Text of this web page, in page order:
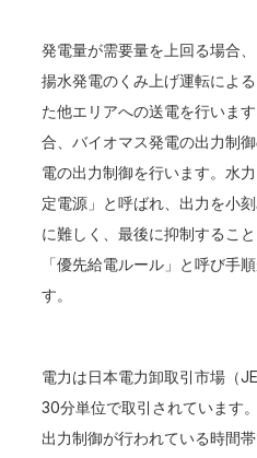
発電量が需要量を上回る場合
揚水発電のくみ上げ運転によ
た他エリアへの送電を行いま
合、バイオマス発電の出力制
電の出力制御を行います。水
定電源」と呼ばれ、出力を小
に難しく、最後に抑制するこ
「優先給電ルール」と呼び手
す。
電力は日本電力卸取引市場（
30分単位で取引されています
出力制御が行われている時間